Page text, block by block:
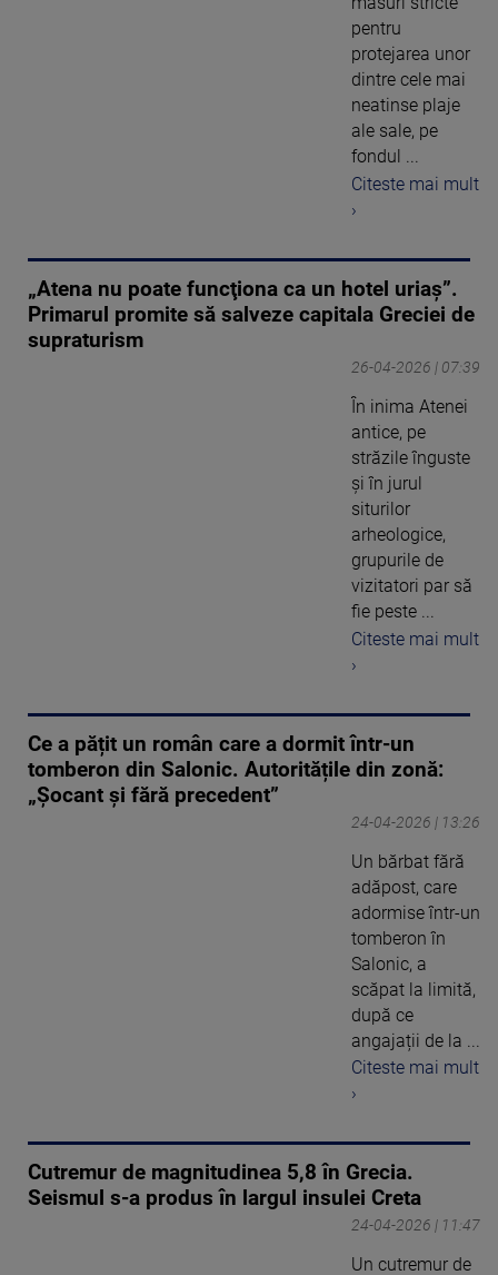
pentru
protejarea unor
dintre cele mai
neatinse plaje
ale sale, pe
fondul ...
Citeste mai mult
›
„Atena nu poate funcţiona ca un hotel uriaş”.
Primarul promite să salveze capitala Greciei de
supraturism
26-04-2026 | 07:39
În inima Atenei
antice, pe
străzile înguste
și în jurul
siturilor
arheologice,
grupurile de
vizitatori par să
fie peste ...
Citeste mai mult
›
Ce a pățit un român care a dormit într-un
tomberon din Salonic. Autoritățile din zonă:
„Șocant și fără precedent”
24-04-2026 | 13:26
Un bărbat fără
adăpost, care
adormise într-un
tomberon în
Salonic, a
scăpat la limită,
după ce
angajații de la ...
Citeste mai mult
›
Cutremur de magnitudinea 5,8 în Grecia.
Seismul s-a produs în largul insulei Creta
24-04-2026 | 11:47
Un cutremur de